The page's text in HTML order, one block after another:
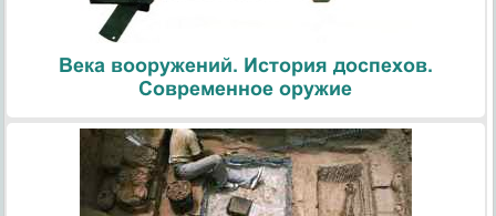
Века вооружений. История доспехов.
Современное оружие